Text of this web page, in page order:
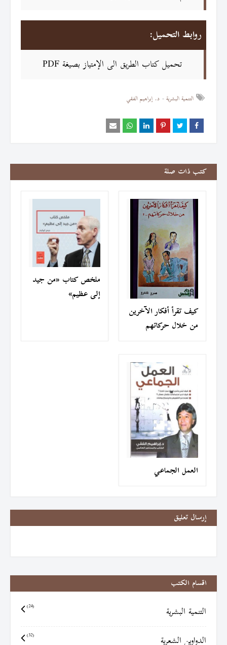
روابط التحميل:
تحميل كتاب الطريق الى الإمتياز بصيغة PDF
التنمية البشرية د. إبراهيم الفقي
كتب ذات صلة
كيف تقرأ أفكار الآخرين
من خلال حركاتهم
ملخص كتاب «من جيد
إلى عظيم»
العمل الجماعي
إرسال تعليق
اقسام الكتب
التنمية البشرية (24)
(32)